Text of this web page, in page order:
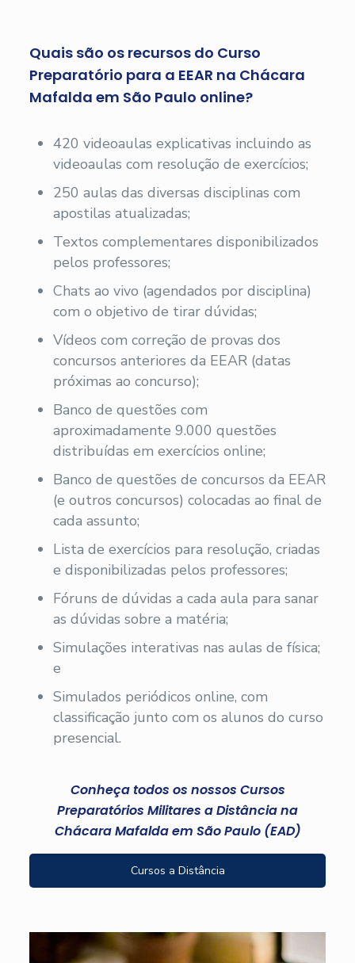
Quais são os recursos do Curso
Preparatório para a EEAR na Chácara
Mafalda em São Paulo online?
420 videoaulas explicativas incluindo as
videoaulas com resolução de exercícios;
250 aulas das diversas disciplinas com
apostilas atualizadas;
Textos complementares disponibilizados
pelos professores;
Chats ao vivo (agendados por disciplina)
com o objetivo de tirar dúvidas;
Vídeos com correção de provas dos
concursos anteriores da EEAR (datas
próximas ao concurso);
Banco de questões com
aproximadamente 9.000 questões
distribuídas em exercícios online;
Banco de questões de concursos da EEAR
(e outros concursos) colocadas ao final de
cada assunto;
Lista de exercícios para resolução, criadas
e disponibilizadas pelos professores;
Fóruns de dúvidas a cada aula para sanar
as dúvidas sobre a matéria;
Simulações interativas nas aulas de física;
e
Simulados periódicos online, com
classificação junto com os alunos do curso
presencial.
Conheça todos os nossos Cursos
Preparatórios Militares a Distância na
Chácara Mafalda em São Paulo (EAD)
Cursos a Distância